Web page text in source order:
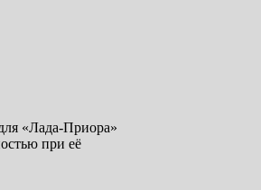
«Лада-Приора»
при её